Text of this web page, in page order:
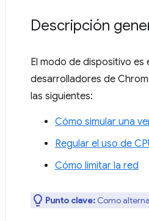
Descripción
El modo de dispositivo es
desarrolladores de
las siguientes:
Cómo simular una
Regular el uso de
Cómo limitar la red
Punto clave: Como